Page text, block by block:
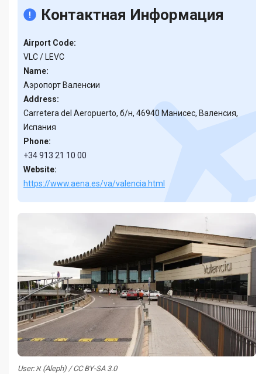
Контактная Информация
Airport Code:
VLC / LEVC
Name:
Аэропорт Валенсии
Address:
Carretera del Aeropuerto, б/н, 46940 Манисес, Валенсия,
Испания
Phone:
+34 913 21 10 00
Website:
https://www.aena.es/va/valencia.html
User: א (Aleph) / CC BY-SA 3.0